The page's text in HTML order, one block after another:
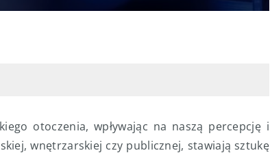
otoczenia, wpływając na naszą percepcję i
wnętrzarskiej czy publicznej, stawiają sztukę